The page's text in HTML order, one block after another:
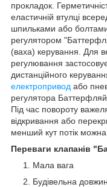
прокладок.
еластичній втулці
шпильками або
регулятором
(ваха) керування. Для
регулювання
дистанційного
електропривод або
регулятора Баттерфляй
Під час повороту
відкривання або
менший кут потік можна
Переваги клапанів
Мала вага
Будівельна